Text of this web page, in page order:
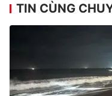
TIN CÙNG